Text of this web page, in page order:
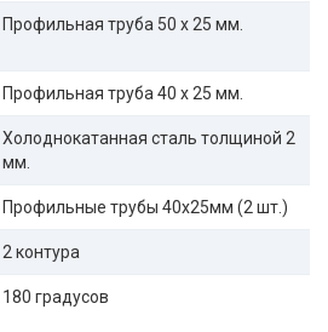
Профильная труба 50 х 25 мм.
Профильная труба 40 х 25 мм.
Холоднокатанная сталь толщиной 2
мм.
Профильные трубы 40х25мм (2 шт.)
2 контура
180 градусов